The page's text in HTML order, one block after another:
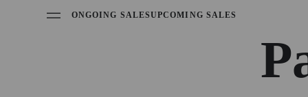
ONGOING SALESUPCOMING SALES